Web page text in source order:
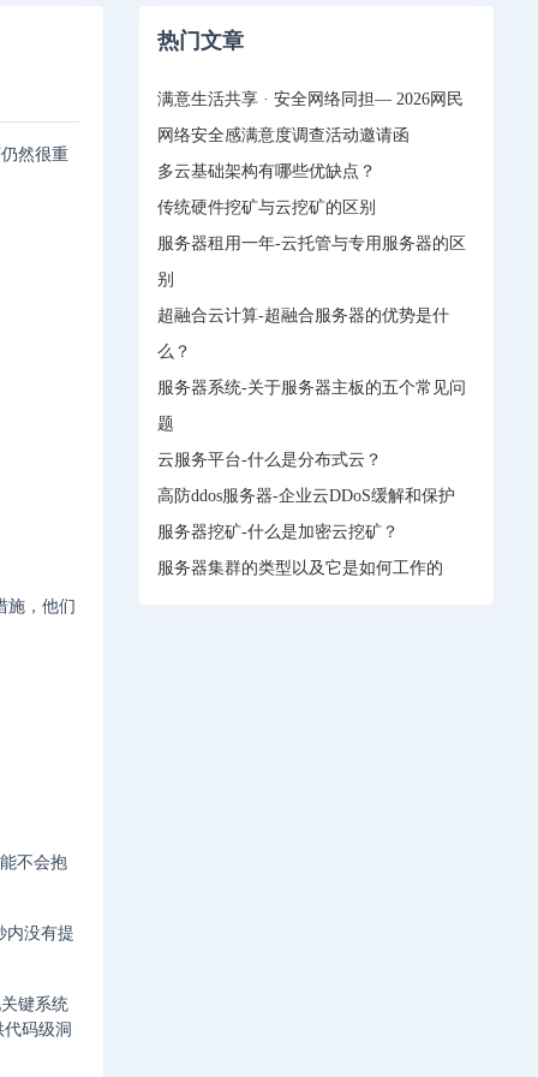
然很重
施，他们
不会抱
内没有提
键系统
代码级洞
热门文章
满意生活共享 · 安全网络同担— 2026网民
网络安全感满意度调查活动邀请函
多云基础架构有哪些优缺点？
传统硬件挖矿与云挖矿的区别
服务器租用一年-云托管与专用服务器的区
别
超融合云计算-超融合服务器的优势是什
么？
服务器系统-关于服务器主板的五个常见问
题
云服务平台-什么是分布式云？
高防ddos服务器-企业云DDoS缓解和保护
服务器挖矿-什么是加密云挖矿？
服务器集群的类型以及它是如何工作的